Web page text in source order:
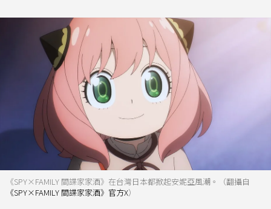
《SPY×FAMILY 間諜家家酒》在台灣日本都掀起安妮亞風潮。（翻攝自
《SPY×FAMILY 間諜家家酒》官方X）